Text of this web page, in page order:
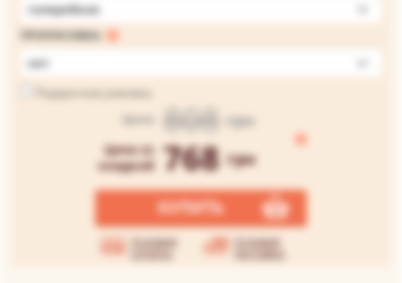
галерейная
ПРОРИСОВКА:
нет
Подарочная упаковка
Цена 808 грн
Цена со
скидкой
768 грн
КУПИТЬ
Условия Условия